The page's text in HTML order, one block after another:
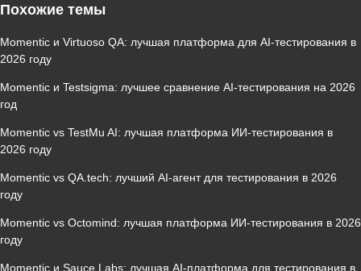
Похожие темы
Momentic и Virtuoso QA: лучшая платформа для AI‑тестирования в
2026 году
Momentic и Testsigma: лучшее сравнение AI‑тестирования на 2026
год
Momentic vs TestMu AI: лучшая платформа ИИ‑тестирования в
2026 году
Momentic vs QA.tech: лучший AI‑агент для тестирования в 2026
году
Momentic vs Octomind: лучшая платформа ИИ‑тестирования в 2026
году
Momentic и Sauce Labs: лучшая AI‑платформа для тестирования в